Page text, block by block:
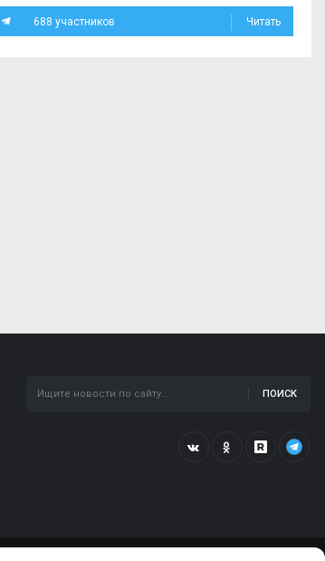
688 участников Читать
ПОИСК